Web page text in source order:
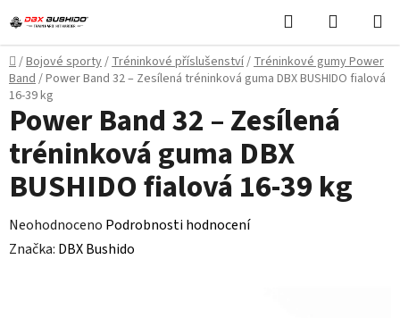
na
obsah
Hledat
KOŠÍK
Domů
/Bojové sporty/Tréninkové příslušenství/Tréninkové gumy Power
Band/Power Band 32 – Zesílená tréninková guma DBX BUSHIDO fialová
16-39 kg
Power Band 32 – Zesílená
tréninková guma DBX
BUSHIDO fialová 16-39 kg
Průměrné
hodnocení
Neohodnoceno Podrobnosti hodnocení
Značka: DBX Bushido